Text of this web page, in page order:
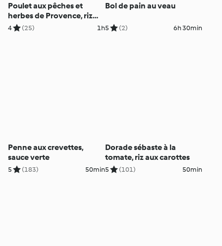
Poulet aux pêches et
herbes de Provence, riz
vapeur
4 (25) 1h
Bol de pain au veau
5 (2) 6h 30min
Penne aux crevettes,
sauce verte
5 (183) 50min
Dorade sébaste à la
tomate, riz aux carottes
5 (101) 50min